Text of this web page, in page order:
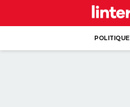
POLITIQUE